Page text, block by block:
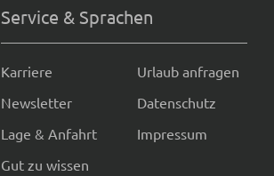
Service & Sprachen
Karriere
Newsletter
Lage & Anfahrt
Gut zu wissen
Urlaub anfragen
Datenschutz
Impressum